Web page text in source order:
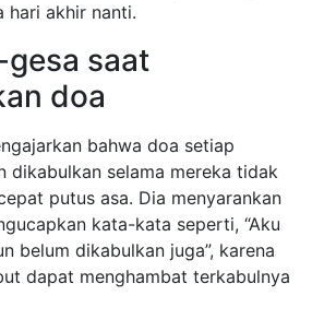
hari akhir nanti.
gesa saat
doa
bahwa doa setiap
dikabulkan selama mereka tidak
putus asa. Dia menyarankan
kata-kata seperti, “Aku
belum dikabulkan juga”, karena
dapat menghambat terkabulnya